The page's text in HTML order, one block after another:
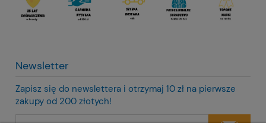
Newsletter
Zapisz się do newslettera i otrzymaj 10 zł na pierwsze
zakupy od 200 złotych!